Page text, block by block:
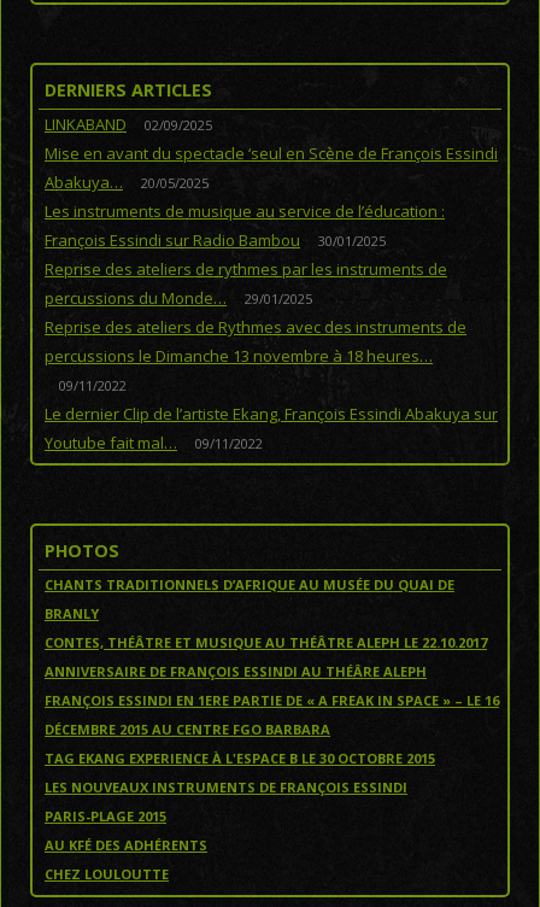
DERNIERS ARTICLES
LINKABAND 02/09/2025
Mise en avant du spectacle ‘seul en Scène de François Essindi
Abakuya…
20/05/2025
Les instruments de musique au service de l’éducation :
François Essindi sur Radio Bambou
30/01/2025
Reprise des ateliers de rythmes par les instruments de
percussions du Monde…
29/01/2025
Reprise des ateliers de Rythmes avec des instruments de
percussions le Dimanche 13 novembre à 18 heures…
09/11/2022
Le dernier Clip de l’artiste Ekang, François Essindi Abakuya sur
Youtube fait mal…
09/11/2022
PHOTOS
CHANTS TRADITIONNELS D’AFRIQUE AU MUSÉE DU QUAI DE
BRANLY
CONTES, THÉÂTRE ET MUSIQUE AU THÉÂTRE ALEPH LE 22.10.2017
ANNIVERSAIRE DE FRANÇOIS ESSINDI AU THÉÂRE ALEPH
FRANÇOIS ESSINDI EN 1ERE PARTIE DE « A FREAK IN SPACE » – LE 16
DÉCEMBRE 2015 AU CENTRE FGO BARBARA
TAG EKANG EXPERIENCE À L'ESPACE B LE 30 OCTOBRE 2015
LES NOUVEAUX INSTRUMENTS DE FRANÇOIS ESSINDI
PARIS-PLAGE 2015
AU KFÉ DES ADHÉRENTS
CHEZ LOULOUTTE